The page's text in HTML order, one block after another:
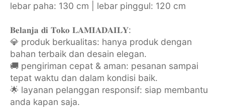
lebar paha: 130 cm | lebar pinggul: 120 cm
𝐁𝐞𝐥𝐚𝐧𝐣𝐚 𝐝𝐢 𝐓𝐨𝐤𝐨 𝐋𝐀𝐌𝐈𝐀𝐃𝐀𝐈𝐋𝐘:
💎 produk berkualitas: hanya produk dengan
bahan terbaik dan desain elegan.
🚚 pengiriman cepat & aman: pesanan sampai
tepat waktu dan dalam kondisi baik.
🌟 layanan pelanggan responsif: siap membantu
anda kapan saja.